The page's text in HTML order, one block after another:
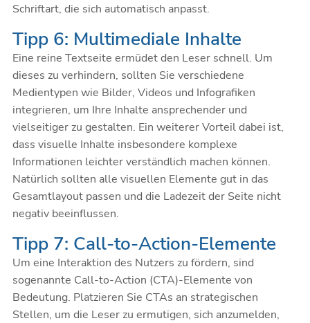
Schriftart, die sich automatisch anpasst.
Tipp 6: Multimediale Inhalte
Eine reine Textseite ermüdet den Leser schnell. Um
dieses zu verhindern, sollten Sie verschiedene
Medientypen wie Bilder, Videos und Infografiken
integrieren, um Ihre Inhalte ansprechender und
vielseitiger zu gestalten. Ein weiterer Vorteil dabei ist,
dass visuelle Inhalte insbesondere komplexe
Informationen leichter verständlich machen können.
Natürlich sollten alle visuellen Elemente gut in das
Gesamtlayout passen und die Ladezeit der Seite nicht
negativ beeinflussen.
Tipp 7: Call-to-Action-Elemente
Um eine Interaktion des Nutzers zu fördern, sind
sogenannte Call-to-Action (CTA)-Elemente von
Bedeutung. Platzieren Sie CTAs an strategischen
Stellen, um die Leser zu ermutigen, sich anzumelden,